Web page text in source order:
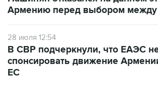
28 июля 12:54
спонсировать движение Армении
ЕС